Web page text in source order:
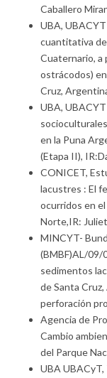
Caballero
UBA,
cuantitativa
Cuaternario, a
ostrácodos)
Cruz,
UBA,
en la Puna
(Etapa II),
CONICET,
lacustres : El
ocurridos en
Norte,IR:
MINCYT-
(BMBF)AL/09/
sedimentos
de Santa
perforación
Agencia de
Cambio
del Parque
UBA